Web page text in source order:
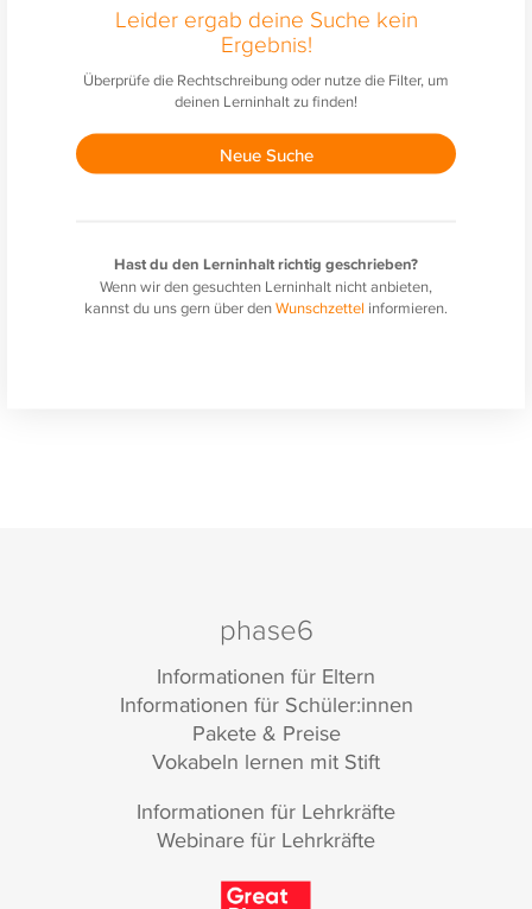
Leider ergab deine Suche kein
Ergebnis!
Überprüfe die Rechtschreibung oder nutze die Filter, um
deinen Lerninhalt zu finden!
Neue Suche
Hast du den Lerninhalt richtig geschrieben?
Wenn wir den gesuchten Lerninhalt nicht anbieten,
kannst du uns gern über denWunschzettel informieren.
phase6
Informationen für Eltern
Informationen für Schüler:innen
Pakete & Preise
Vokabeln lernen mit Stift
Informationen für Lehrkräfte
Webinare für Lehrkräfte